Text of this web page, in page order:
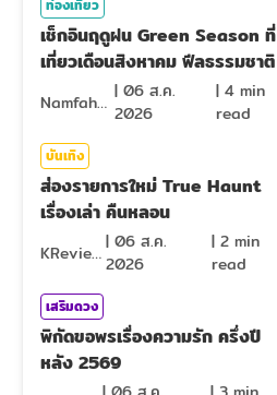
ท่องเที่ยว
เช็กอินฤดูฝน Green Season ที่
เที่ยวเดือนสิงหาคม ฟีลธรรมชาติ
NamfahPhupha |06 ส.ค.
2026
| 4min
read
บันเทิง
ส่องรายการใหม่ True Haunt
เรื่องเล่า คืนหลอน
KReview|06 ส.ค.
2026
|2 min
read
เสริมดวง
พิกัดขอพรเรื่องความรัก ครึ่งปี
หลัง 2569